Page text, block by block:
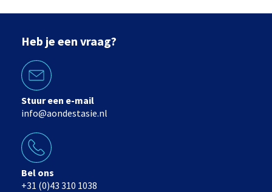
Heb je een vraag?
Stuur een e-mail
info@aondestasie.nl
Bel ons
+31 (0)43 310 1038